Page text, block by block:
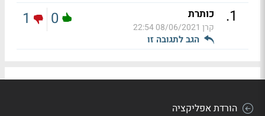
1
. כותרת
קרן 08/06/2021 22:54
הגב לתגובה זו
0
1
הורדת אפליקציה